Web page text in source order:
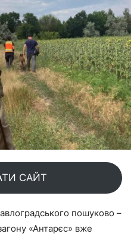
САЙТ
пошуково –
«Антарєс» вже